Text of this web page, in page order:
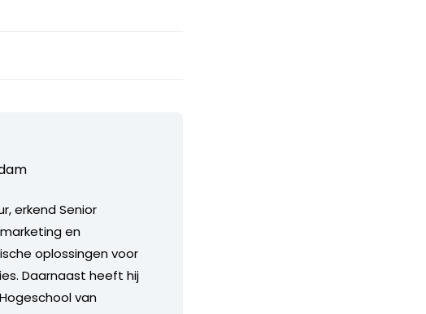
erkend Senior
en
oplossingen voor
Daarnaast heeft hij
van